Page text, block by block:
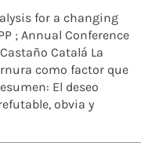
for a changing
; Annual Conference
Catalá La
como factor que
El deseo
obvia y